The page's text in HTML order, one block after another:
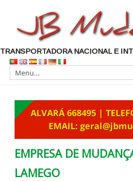
TRANSPORTADORA NACIONAL E
EMPRESA DE
LAMEGO